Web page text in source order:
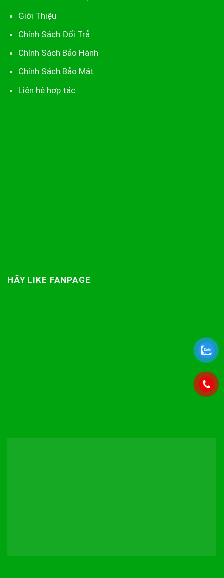
Giới Thiệu
Chính Sách Đổi Trả
Chính Sách Bảo Hành
Chính Sách Bảo Mật
Liên hệ hợp tác
HÃY LIKE FANPAGE